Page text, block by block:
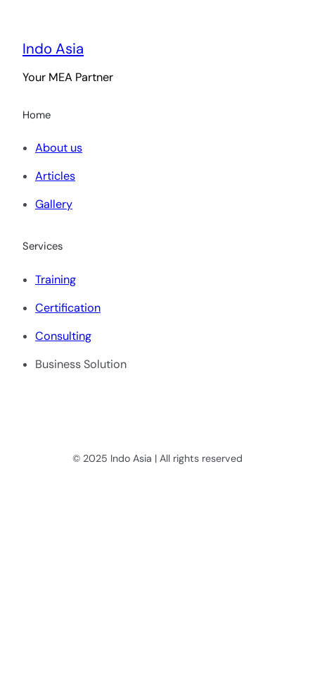
Indo Asia
Your MEA Partner
Home
About us
Articles
Gallery
Services
Training
Certification
Consulting
Business Solution
© 2025 Indo Asia | All rights reserved